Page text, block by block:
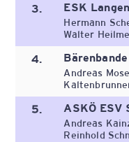
3. ESK
Hermann
Walter
4. Bärenbande
Andreas
5. ASKÖ ESV
Andreas
Reinhold